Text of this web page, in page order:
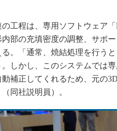
工程は、専用ソフトウェア「
部の充填密度の調整、サポ
。「通常、焼結処理を行う
しかし、このシステムでは
補正してくれるため、元の
同社説明員）。